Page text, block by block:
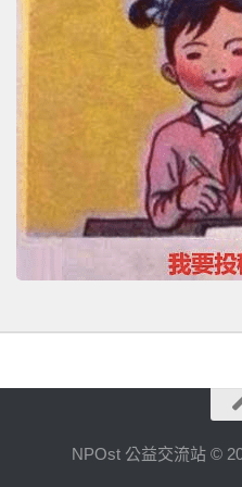
NPOst 公益交流站 ©